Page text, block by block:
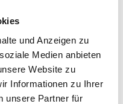
und Anzeigen zu
Medien anbieten
Website zu
Informationen zu Ihrer
unsere Partner für